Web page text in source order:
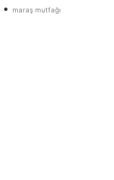
• maraş mutfağı